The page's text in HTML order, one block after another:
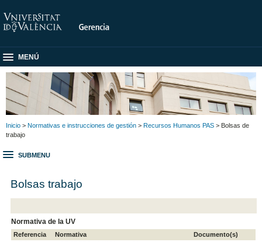
MENÚ
Inicio > Normativas e instrucciones de gestión > Recursos Humanos PAS > Bolsas de
trabajo
SUBMENU
Bolsas trabajo
Normativa de la UV
Referencia Normativa
Documento(s)